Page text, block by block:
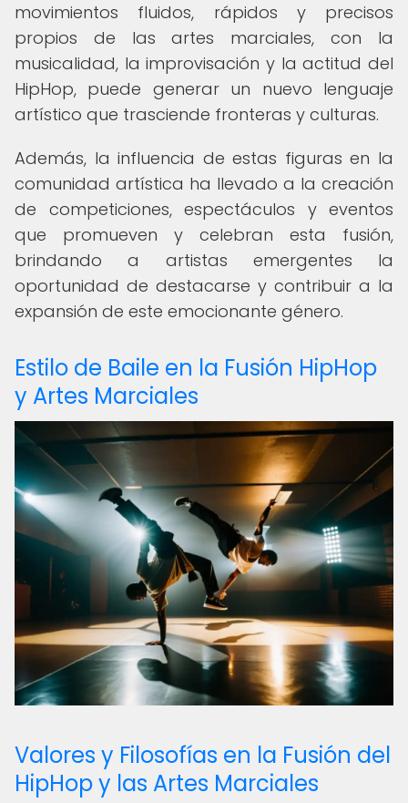
movimientos fluidos, rápidos y precisos
propios de las artes marciales, con la
musicalidad, la improvisación y la actitud del
HipHop, puede generar un nuevo lenguaje
artístico que trasciende fronteras y culturas.
Además, la influencia de estas figuras en la
comunidad artística ha llevado a la creación
de competiciones, espectáculos y eventos
que promueven y celebran esta fusión,
brindando a artistas emergentes la
oportunidad de destacarse y contribuir a la
expansión de este emocionante género.
Estilo de Baile en la Fusión HipHop
y Artes Marciales
Valores y Filosofías en la Fusión del
HipHop y las Artes Marciales